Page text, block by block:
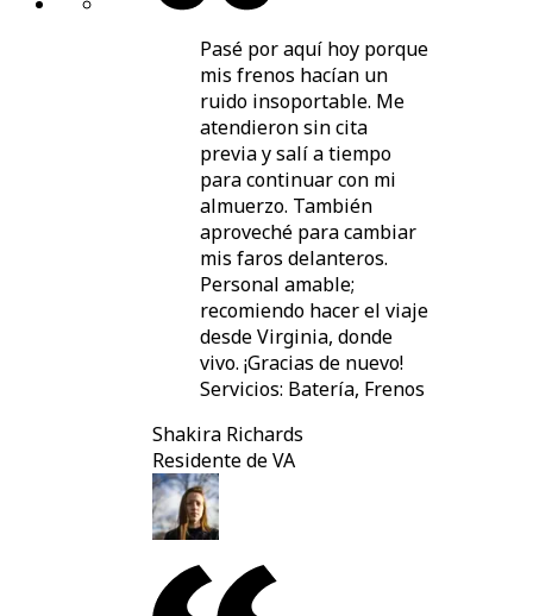
Pasé por aquí hoy porque
mis frenos hacían un
ruido insoportable. Me
atendieron sin cita
previa y salí a tiempo
para continuar con mi
almuerzo. También
aproveché para cambiar
mis faros delanteros.
Personal amable;
recomiendo hacer el viaje
desde Virginia, donde
vivo. ¡Gracias de nuevo!
Servicios: Batería, Frenos
Shakira Richards
Residente de VA